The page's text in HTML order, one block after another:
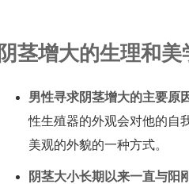
阴茎增大的生理和美
男性寻求阴茎增大的主要原
性生殖器的外观会对他的自
美观的外貌的一种方式。
阴茎大小长期以来一直与阳